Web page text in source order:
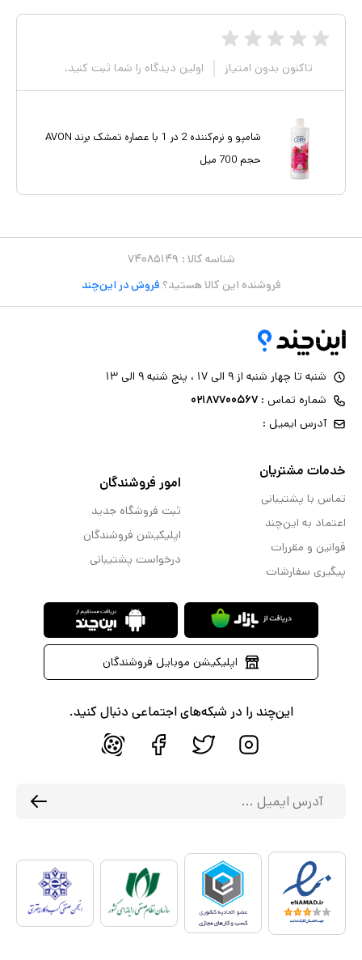
تاکنون بدون امتیاز اولین دیدگاه را شما ثبت کنید.
شامپو و نرم‌کننده 2 در 1 با عصاره تمشک برند AVON
حجم 700 میل
شناسه کالا : ۷۴۰۸۵۱۴۹
فروشنده این کالا هستید؟ فروش در این‌چند
شنبه تا چهار شنبه از ۹ الی ۱۷ ، پنج شنبه ۹ الی ۱۳
شماره تماس : ۰۲۱۸۷۷۰۰۵۶۷
آدرس ایمیل :
خدمات مشتریان
تماس با پشتیبانی
اعتماد به این‌چند
قوانین و مقررات
پیگیری سفارشات
امور فروشندگان
ثبت فروشگاه جدید
اپلیکیشن فروشندگان
درخواست پشتیبانی
اپلیکیشن موبایل فروشندگان
این‌چند را در شبکه‌های اجتماعی دنبال کنید.